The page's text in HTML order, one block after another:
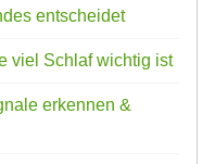
entscheidet
viel Schlaf wichtig ist
erkennen &